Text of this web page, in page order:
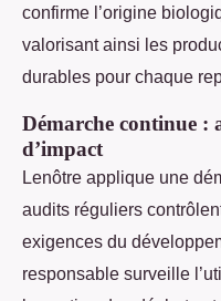
confirme l’origine
valorisant ainsi les
durables pour chaque
Démarche continue :
d’impact
Lenôtre applique une
audits réguliers
exigences du
responsable surveille